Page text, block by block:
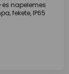
es napelemes
fekete, IP65